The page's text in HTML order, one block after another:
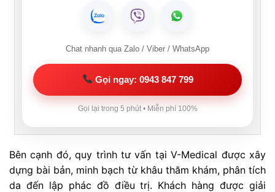
Chat nhanh qua Zalo / Viber / WhatsApp
Gọi ngay: 0943 847 799
Gọi lại trong 5 phút • Miễn phí 100%
Bên cạnh đó, quy trình tư vấn tại V-Medical được xây
dựng bài bản, minh bạch từ khâu thăm khám, phân tích
da đến lập phác đồ điều trị. Khách hàng được giải